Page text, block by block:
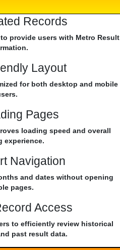
Records
provide users with Metro Result
Layout
for both desktop and mobile
Pages
loading speed and overall
experience.
Navigation
and dates without opening
pages.
Access
to efficiently review historical
past result data.